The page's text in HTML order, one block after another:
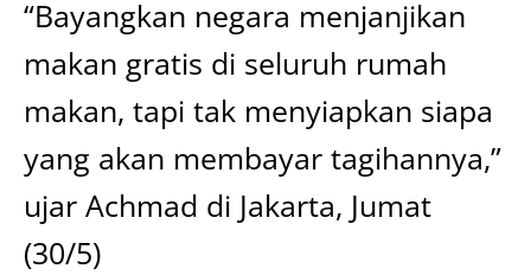
“Bayangkan negara menjanjikan
makan gratis di seluruh rumah
makan, tapi tak menyiapkan siapa
yang akan membayar tagihannya,”
ujar Achmad di Jakarta, Jumat
(30/5)